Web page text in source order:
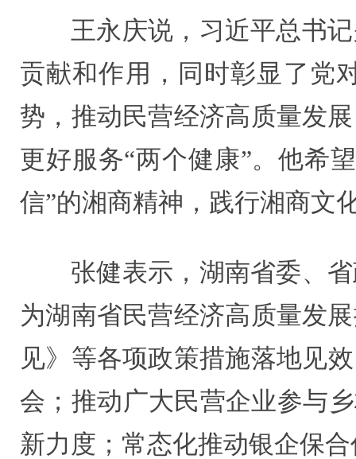
王永庆说，习近平总书
贡献和作用，同时彰显了党
势，推动民营经济高质量发
更好服务“两个健康”。他希
信”的湘商精神，践行湘商文
张健表示，湖南省委、
为湖南省民营经济高质量发
见》等各项政策措施落地见
会；推动广大民营企业参与
新力度；常态化推动银企保